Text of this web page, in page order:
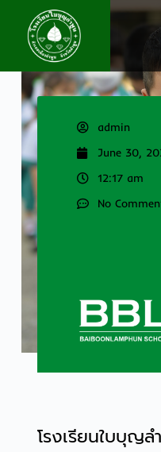
admin
June 30,
12:17 am
No
โรงเรียนใบบุญ